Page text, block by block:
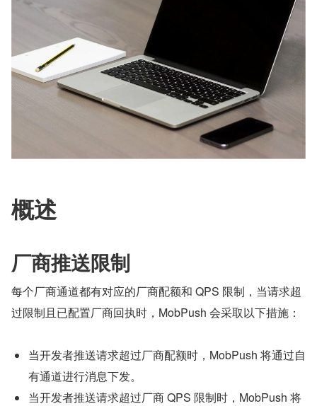
概述
厂商推送限制
每个厂商通道都有对应的厂商配额和 QPS 限制，当请求超
过限制且已配置厂商回执时，MobPush 会采取以下措施：
当开发者推送请求超过厂商配额时，MobPush 将通过自
有通道进行消息下发。
当开发者推送请求超过厂商 QPS 限制时，MobPush 将